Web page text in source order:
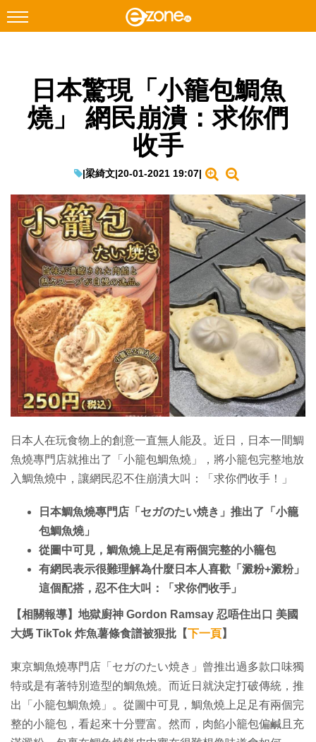
Facebook Instagram
科技焦點
教學評測
EduTech
IT Times
生成式AI與雲端應用
Enterprise Digital Transformation
特集
日本驚現「小籠包鯛魚
燒」 網民崩潰：求你們
收手
|梁綺文|20-01-2021 19:07|
日本人在玩食物上的創意一直無人能及。近日，日本一間鯛
魚燒專門店就推出了「小籠包鯛魚燒」，將小籠包完整地放
入鯛魚燒中，讓網民忍不住崩潰大叫：「求你們收手！」
日本鯛魚燒專門店「セガのたい焼き」推出了「小籠
包鯛魚燒」
從圖中可見，鯛魚燒上足足有兩個完整的小籠包
有網民表示很難理解為什麼日本人喜歡「澱粉+澱粉」
這個配搭，忍不住大叫：「求你們收手」
【相關報導】地獄廚神 Gordon Ramsay 忍唔住出口 美國
大媽 TikTok 炸魚薯條食譜被狠批【下一頁】
東京鯛魚燒專門店「セガのたい焼き」曾推出過多款口味獨
特或是有著特別造型的鯛魚燒。而近日就決定打破傳統，推
出「小籠包鯛魚燒」。從圖中可見，鯛魚燒上足足有兩個完
整的小籠包，看起來十分豐富。然而，肉餡小籠包偏鹹且充